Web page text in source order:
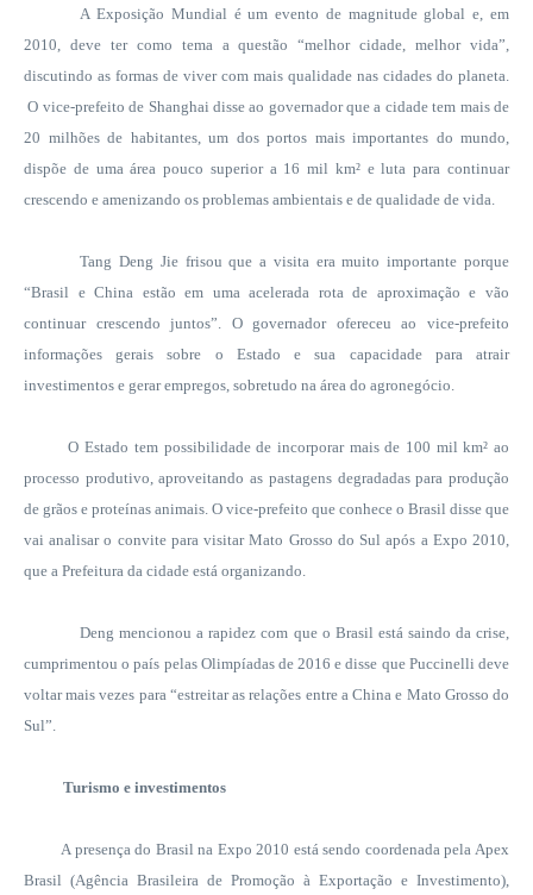
A Exposição Mundial é um evento de magnitude global e, em
2010, deve ter como tema a questão “melhor cidade, melhor vida”,
discutindo as formas de viver com mais qualidade nas cidades do planeta.
O vice-prefeito de Shanghai disse ao governador que a cidade tem mais de
20 milhões de habitantes, um dos portos mais importantes do mundo,
dispõe de uma área pouco superior a 16 mil km² e luta para continuar
crescendo e amenizando os problemas ambientais e de qualidade de vida.
Tang Deng Jie frisou que a visita era muito importante porque
“Brasil e China estão em uma acelerada rota de aproximação e vão
continuar crescendo juntos”. O governador ofereceu ao vice-prefeito
informações gerais sobre o Estado e sua capacidade para atrair
investimentos e gerar empregos, sobretudo na área do agronegócio.
O Estado tem possibilidade de incorporar mais de 100 mil km² ao
processo produtivo, aproveitando as pastagens degradadas para produção
de grãos e proteínas animais. O vice-prefeito que conhece o Brasil disse que
vai analisar o convite para visitar Mato Grosso do Sul após a Expo 2010,
que a Prefeitura da cidade está organizando.
Deng mencionou a rapidez com que o Brasil está saindo da crise,
cumprimentou o país pelas Olimpíadas de 2016 e disse que Puccinelli deve
voltar mais vezes para “estreitar as relações entre a China e Mato Grosso do
Sul”.
Turismo e investimentos
A presença do Brasil na Expo 2010 está sendo coordenada pela Apex
Brasil (Agência Brasileira de Promoção à Exportação e Investimento),